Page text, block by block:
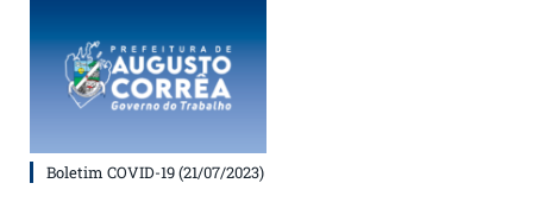
Boletim COVID-19 (21/07/2023)